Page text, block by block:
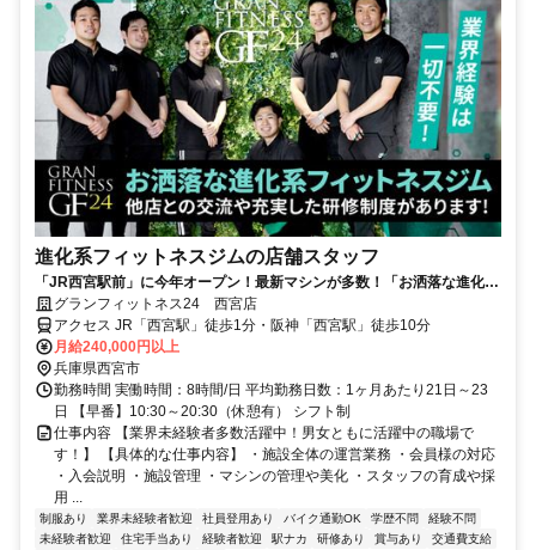
進化系フィットネスジムの店舗スタッフ
「JR西宮駅前」に今年オープン！最新マシンが多数！「お洒落な進化系
フィットネスジム」で社員募集！
グランフィットネス24 西宮店
アクセス JR「西宮駅」徒歩1分・阪神「西宮駅」徒歩10分
月給240,000円以上
兵庫県西宮市
勤務時間 実働時間：8時間/日 平均勤務日数：1ヶ月あたり21日～23
日 【早番】10:30～20:30（休憩有） シフト制
仕事内容 【業界未経験者多数活躍中！男女ともに活躍中の職場で
す！】 【具体的な仕事内容】 ・施設全体の運営業務 ・会員様の対応
・入会説明 ・施設管理 ・マシンの管理や美化 ・スタッフの育成や採
用 ...
制服あり 業界未経験者歓迎 社員登用あり バイク通勤OK 学歴不問
経験不問
未経験者歓迎
住宅手当あり 経験者歓迎 駅ナカ 研修あり 賞与あり
交通費支給